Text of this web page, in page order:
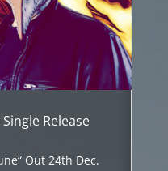
Release
Out 24th Dec.